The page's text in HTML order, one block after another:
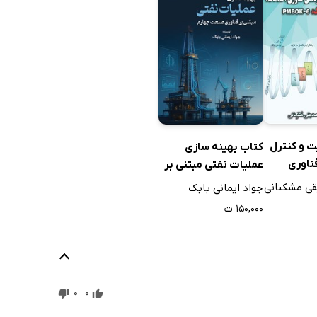
و کنترل
چابک،
مشکنانی
کتاب بهینه سازی
عملیات نفتی مبتنی بر
فناوری صنعت چهارم
جواد ایمانی بابک
۱۵۰,۰۰۰ ت
0
0